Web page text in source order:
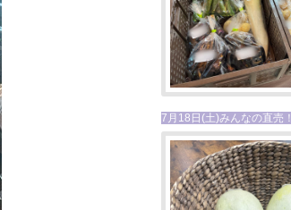
7月18日(土)みんなの直売！